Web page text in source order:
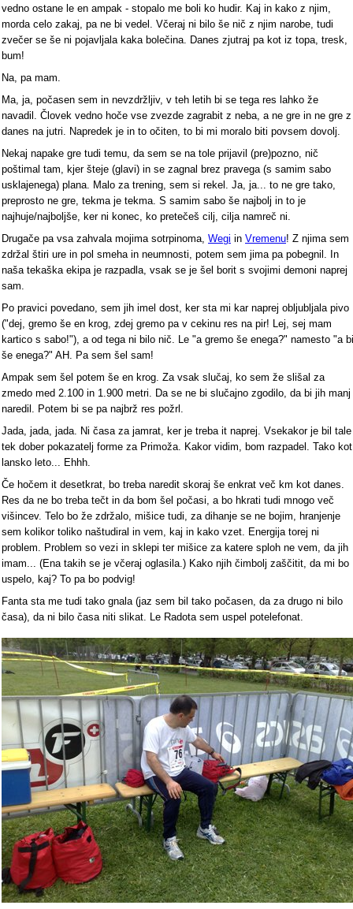
vedno ostane le en ampak - stopalo me boli ko hudir. Kaj in kako z njim,
morda celo zakaj, pa ne bi vedel. Včeraj ni bilo še nič z njim narobe, tudi
zvečer se še ni pojavljala kaka bolečina. Danes zjutraj pa kot iz topa, tresk,
bum!
Na, pa mam.
Ma, ja, počasen sem in nevzdržljiv, v teh letih bi se tega res lahko že
navadil. Človek vedno hoče vse zvezde zagrabit z neba, a ne gre in ne gre z
danes na jutri. Napredek je in to očiten, to bi mi moralo biti povsem dovolj.
Nekaj napake gre tudi temu, da sem se na tole prijavil (pre)pozno, nič
poštimal tam, kjer šteje (glavi) in se zagnal brez pravega (s samim sabo
usklajenega) plana. Malo za trening, sem si rekel. Ja, ja... to ne gre tako,
preprosto ne gre, tekma je tekma. S samim sabo še najbolj in to je
najhuje/najboljše, ker ni konec, ko pretečeš cilj, cilja namreč ni.
Drugače pa vsa zahvala mojima sotrpinoma, Wegi in Vremenu! Z njima sem
zdržal štiri ure in pol smeha in neumnosti, potem sem jima pa pobegnil. In
naša tekaška ekipa je razpadla, vsak se je šel borit s svojimi demoni naprej
sam.
Po pravici povedano, sem jih imel dost, ker sta mi kar naprej obljubljala pivo
("dej, gremo še en krog, zdej gremo pa v cekinu res na pir! Lej, sej mam
kartico s sabo!"), a od tega ni bilo nič. Le "a gremo še enega?" namesto "a bi
še enega?" AH. Pa sem šel sam!
Ampak sem šel potem še en krog. Za vsak slučaj, ko sem že slišal za
zmedo med 2.100 in 1.900 metri. Da se ne bi slučajno zgodilo, da bi jih manj
naredil. Potem bi se pa najbrž res požrl.
Jada, jada, jada. Ni časa za jamrat, ker je treba it naprej. Vsekakor je bil tale
tek dober pokazatelj forme za Primoža. Kakor vidim, bom razpadel. Tako kot
lansko leto... Ehhh.
Če hočem it desetkrat, bo treba naredit skoraj še enkrat več km kot danes.
Res da ne bo treba tečt in da bom šel počasi, a bo hkrati tudi mnogo več
višincev. Telo bo že zdržalo, mišice tudi, za dihanje se ne bojim, hranjenje
sem kolikor toliko naštudiral in vem, kaj in kako vzet. Energija torej ni
problem. Problem so vezi in sklepi ter mišice za katere sploh ne vem, da jih
imam... (Ena takih se je včeraj oglasila.) Kako njih čimbolj zaščitit, da mi bo
uspelo, kaj? To pa bo podvig!
Fanta sta me tudi tako gnala (jaz sem bil tako počasen, da za drugo ni bilo
časa), da ni bilo časa niti slikat. Le Radota sem uspel potelefonat.